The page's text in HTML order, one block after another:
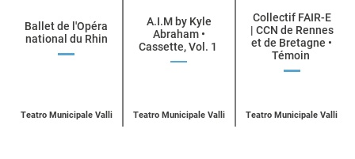
per
categoria
Ballet de l'Opéra
national du Rhin
L’OPÉRA
NATIONAL
Teatro Municipale Valli
A.I.M by Kyle
Abraham •
Cassette, Vol. 1
KYLE
ABRAHAM
Teatro Municipale Valli
Collectif FAIR-E
| CCN de Rennes
et de Bretagne •
Témoin
E
| CCN DE
Teatro Municipale Valli